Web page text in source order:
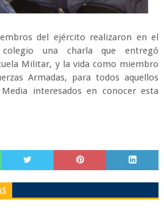
del ejército realizaron en el
una charla que entregó
Militar, y la vida como miembro
Armadas, para todos aquellos
interesados en conocer esta